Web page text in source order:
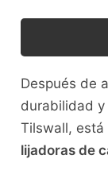
Después de
durabilidad
Tilswall, está
lijadoras de